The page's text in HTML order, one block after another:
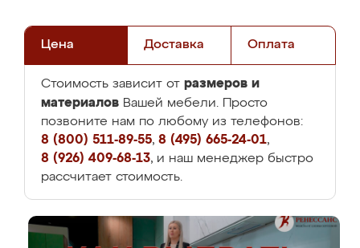
Цена Доставка Оплата
Стоимость зависит от размеров и
материалов Вашей мебели. Просто
позвоните нам по любому из телефонов:
8 (800) 511-89-55, 8 (495) 665-24-01,
8 (926) 409-68-13, и наш менеджер быстро
рассчитает стоимость.